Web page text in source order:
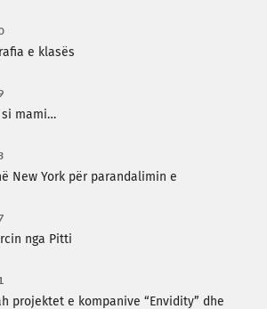
e klasës
si mami…
New York për parandalimin e
nga Pitti
projektet e kompanive “Envidity” dhe